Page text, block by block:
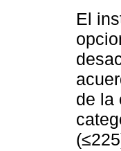
El
de la